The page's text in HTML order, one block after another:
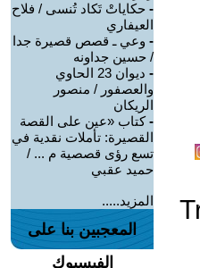
- حكاياتْ تَكاد تُنسى / فلاح
العيفاري
- وعي ـ قصص قصيرة جدا
/ حسين جداونه
-
ديوان 23 الحاوي
والعصفور / منصور
الريكان
-كتاب «عين على القصة
القصيرة: تأملات نقدية في
تسع رؤى قصصية م ... /
حميد عقبي
المزيد.....
المعجبين بنا على
الفيسبوك